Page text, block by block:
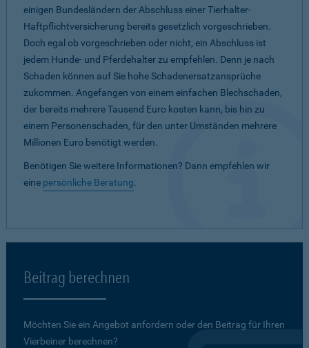
einigen Bundesländern der Abschluss einer Tierhalter-
Haftpflichtversicherung bereits gesetzlich vorgeschrieben.
Doch egal ob vorgeschrieben oder nicht, ein Abschluss ist
jedem Hunde- und Pferdehalter zu empfehlen. Denn je nach
Schaden können auf Sie hohe Schadenersatzansprüche
zukommen. Angefangen von einem einfachen Blechschaden,
der bereits mehrere Tausend Euro kosten kann, bis hin zu
einem Personenschaden, für den unter Umständen mehrere
Millionen Euro benötigt werden.
Benötigen Sie weitere Informationen? Dann empfehlen wir
eine persönliche Beratung.
Beitrag berechnen
Möchten Sie ein Angebot anfordern oder den Beitrag für Ihren
Vierbeiner berechnen?